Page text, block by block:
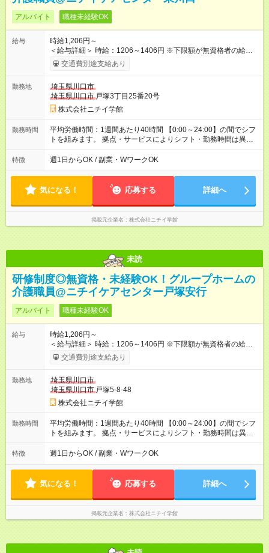
アルバイト 職種未経験OK
給与
時給1,206円～
＜給与詳細＞ 時給：1206～1406円 ※下限額が無資格者の給与
です。 【試用期間】試用期間あり 試用期間の長さ：3ヶ月 雇用
形態、給与は本採用時と同じです。
交通費別途支給あり
勤務地
埼玉県川口市
埼玉県川口市 戸塚3丁目25番20号
株式会社ニチイ学館
勤務時間
平均労働時間：1週間あたり40時間 【0:00～24:00】の間でシフ
トを組みます。 拠点・サービスによりシフト・勤務時間は異な
ります。 ＜シフト例＞ 早番：7:30～16:30 日勤：9:00～18:00
遅番：10:30～19:30 夜勤：16:30～翌9:30 ※上記は一例です。
たり40時間 【0:00～24:00】の間でシフトを組みます。 拠点・
サービスによりシフト・勤務時間は異なります。 ＜シフト例＞
早番：7:30～16:30 日勤：9:00～18:00 遅番：10:30～19:30 夜
勤：16:30～翌9:30 ※上記は一例です。 ※勤務日数や時間帯はご
相談ください。
特徴 週1日からOK / 副業・WワークOK
気になる！ 応募する 詳細へ
掲載元企業名 株式会社ニチイ学館
未読
研修制度◎無資格・未経験OK！グループホームの
介護職員@ニチイケアセンター戸塚安行
アルバイト 職種未経験OK
給与
時給1,206円～
＜給与詳細＞ 時給：1206～1406円 ※下限額が無資格者の給与
です。 【試用期間】試用期間あり 試用期間の長さ：3ヶ月 雇用
形態、給与は本採用時と同じです。
交通費別途支給あり
勤務地
埼玉県川口市
埼玉県川口市 戸塚5-8-48
株式会社ニチイ学館
勤務時間
平均労働時間：1週間あたり40時間 【0:00～24:00】の間でシフ
トを組みます。 拠点・サービスによりシフト・勤務時間は異な
ります。 ＜シフト例＞ 早番：7:30～16:30 日勤：9:00～18:00
遅番：10:30～19:30 夜勤：16:30～翌9:30 ※上記は一例です。
たり40時間 【0:00～24:00】の間でシフトを組みます。 拠点・
サービスによりシフト・勤務時間は異なります。 ＜シフト例＞
早番：7:30～16:30 日勤：9:00～18:00 遅番：10:30～19:30 夜
勤：16:30～翌9:30 ※上記は一例です。 ※勤務日数や時間帯はご
相談ください。
特徴 週1日からOK / 副業・WワークOK
気になる！ 応募する 詳細へ
掲載元企業名 株式会社ニチイ学館